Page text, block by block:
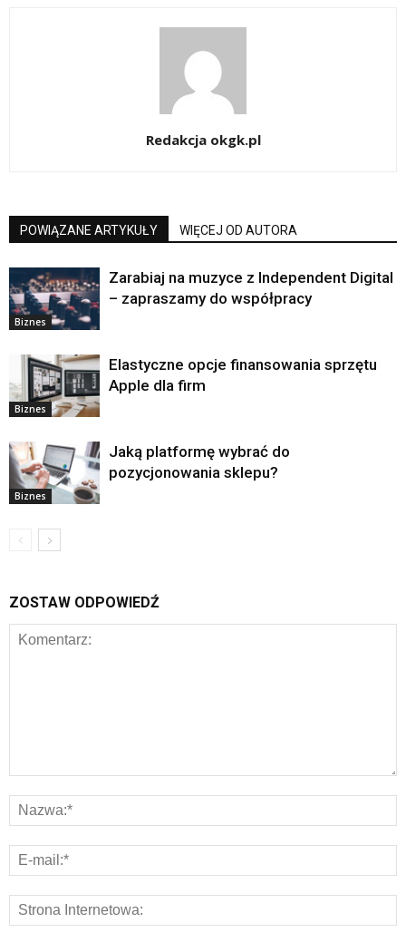
Redakcja okgk.pl
POWIĄZANE ARTYKUŁY WIĘCEJ OD AUTORA
Biznes
Zarabiaj na muzyce z Independent Digital
– zapraszamy do współpracy
Biznes
Elastyczne opcje finansowania sprzętu
Apple dla firm
Biznes
Jaką platformę wybrać do
pozycjonowania sklepu?
ZOSTAW ODPOWIEDŹ